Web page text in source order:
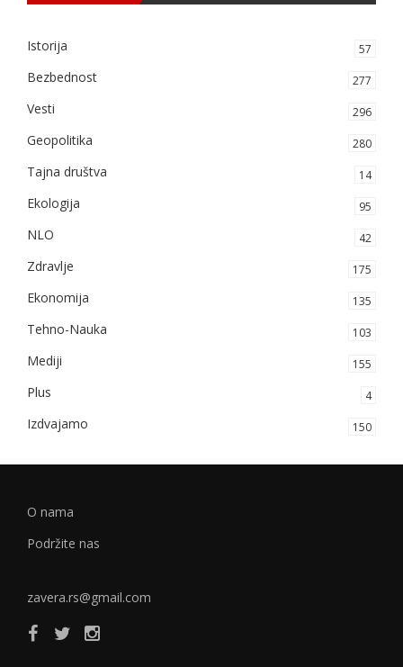
Istorija 57
Bezbednost 277
Vesti 296
Geopolitika 280
Tajna društva 14
Ekologija 95
NLO 42
Zdravlje 175
Ekonomija 135
Tehno-Nauka 103
Mediji 155
Plus 4
Izdvajamo 150
O nama
Podržite nas
zavera.rs@gmail.com